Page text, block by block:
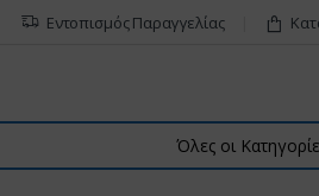
Εντοπισμός Παραγγελίας